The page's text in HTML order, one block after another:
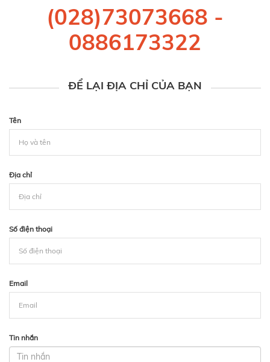
(028)73073668 -
0886173322
ĐỂ LẠI ĐỊA CHỈ CỦA BẠN
Tên
Địa chỉ
Số điện thoại
Email
Tin nhắn